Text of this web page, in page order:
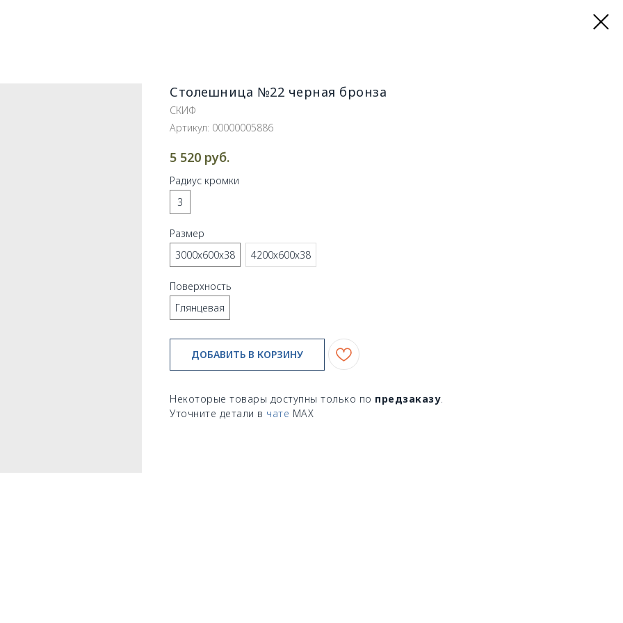
Столешница №22 черная бронза
СКИФ
Артикул: 00000005886
5 520 руб.
Радиус кромки
3
Размер
3000х600х38
4200х600х38
Поверхность
Глянцевая
ДОБАВИТЬ В КОРЗИНУ
Некоторые товары доступны только по предзаказу.
Уточните детали в чате MAX